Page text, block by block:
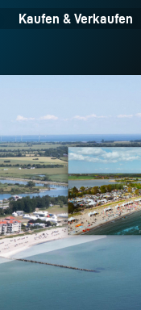
Kaufen & Verkaufen